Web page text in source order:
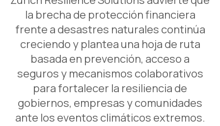
la brecha de protección financiera
frente a desastres naturales continúa
creciendo y plantea una hoja de ruta
basada en prevención, acceso a
seguros y mecanismos colaborativos
para fortalecer la resiliencia de
gobiernos, empresas y comunidades
ante los eventos climáticos extremos.